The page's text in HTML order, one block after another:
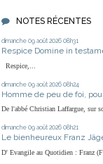
NOTES RÉCENTES
dimanche 09 août 2026 08h31
Respice Domine in
Respice,...
dimanche 09 août 2026 08h24
Homme de peu de foi,
De l'abbé Christian Laffargue, sur
dimanche 09 août 2026 08h21
Le bienheureux Franz
D' Evangile au Quotidien : Franz